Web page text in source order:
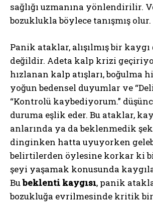
sağlığı uzmanına yönlendirilir.
bozuklukla böylece tanışmış olur.
Panik ataklar, alışılmış bir
değildir. Adeta kalp krizi
hızlanan kalp atışları, boğulma
yoğun bedensel duyumlar ve
“Kontrolü kaybediyorum.”
duruma eşlik eder. Bu ataklar,
anlarında ya da beklenmedik
dinginken hatta uyuyorken
belirtilerden öylesine korkar ki
şeyi yaşamak konusunda
Bubeklenti kaygısı, panik
bozukluğa evrilmesinde kritik